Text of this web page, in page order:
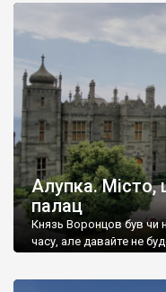
Алупка. Місто,
палац
Князь Воронцов був
часу, але давайте не